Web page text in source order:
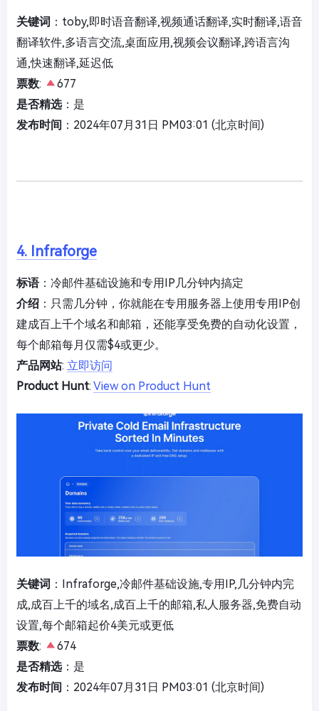
关键词 ：toby,即时语音翻译,视频通话翻译,实时翻译,语音
翻译软件,多语言交流,桌面应用,视频会议翻译,跨语言沟
通,快速翻译,延迟低
票数:
677
是否精选：是
发布时间 ：2024年07月31日 PM03:01 (北京时间)
4. Infraforge
标语：冷邮件基础设施和专用IP几分钟内搞定
介绍 ：只需几分钟，你就能在专用服务器上使用专用IP创
建成百上千个域名和邮箱，还能享受免费的自动化设置，
每个邮箱每月仅需$4或更少。
产品网站: 立即访问
Product Hunt: View on Product Hunt
关键词 ：Infraforge,冷邮件基础设施,专用IP,几分钟内完
成,成百上千的域名,成百上千的邮箱,私人服务器,免费自动
设置,每个邮箱起价4美元或更低
票数:
674
是否精选：是
发布时间 ：2024年07月31日 PM03:01 (北京时间)